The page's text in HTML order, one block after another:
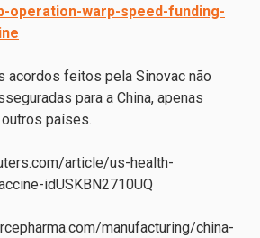
operation-warp-speed-funding-
acordos feitos pela Sinovac não
para a China, apenas
países.
article/us-health-
idUSKBN2710UQ
manufacturing/china-